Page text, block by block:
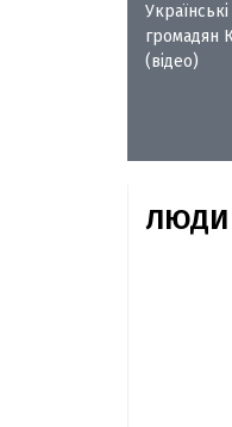
громадян
(відео)
ЛЮДИ